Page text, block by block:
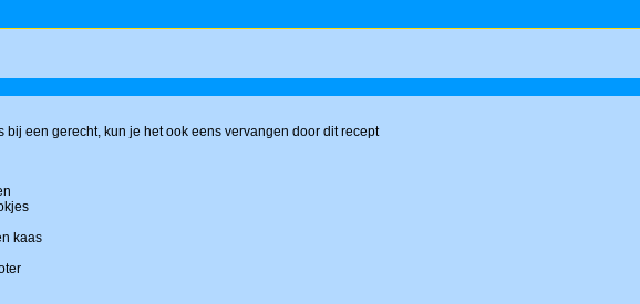
bij een gerecht, kun je het ook eens vervangen door dit recept
kaas